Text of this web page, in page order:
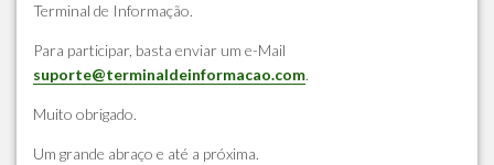
Terminal de Informação.
Para participar, basta enviar um e-Mail
suporte@terminaldeinformacao.com.
Muito obrigado.
Um grande abraço e até a próxima.